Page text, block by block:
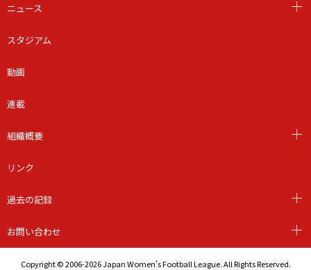
ニュース
スタジアム
動画
連載
組織概要
リンク
過去の記録
お問い合わせ
Copyright © 2006-2026 Japan Women's Football League. All Rights Reserved.